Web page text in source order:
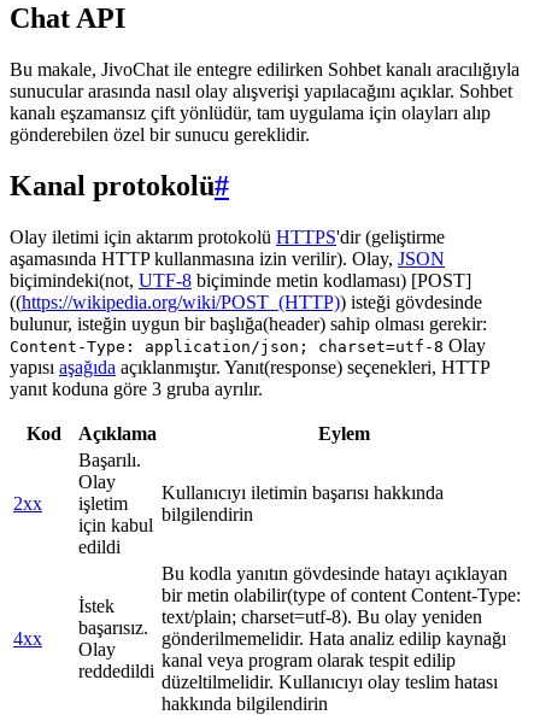
Chat API
Bu makale, JivoChat ile entegre edilirken Sohbet kanalı aracılığıyla
sunucular arasında nasıl olay alışverişi yapılacağını açıklar. Sohbet
kanalı eşzamansız çift yönlüdür, tam uygulama için olayları alıp
gönderebilen özel bir sunucu gereklidir.
Kanal protokolü#
Olay iletimi için aktarım protokolü HTTPS'dir (geliştirme
aşamasında HTTP kullanmasına izin verilir). Olay, JSON
biçimindeki(not, UTF-8 biçiminde metin kodlaması) [POST]
((https://wikipedia.org/wiki/POST_(HTTP)) isteği gövdesinde
bulunur, isteğin uygun bir başlığa(header) sahip olması gerekir:
Content-Type: application/json; charset=utf-8 Olay
yapısı aşağıda açıklanmıştır. Yanıt(response) seçenekleri, HTTP
yanıt koduna göre 3 gruba ayrılır.
Kod Açıklama Eylem
2xx
Başarılı.
Olay
işletim
için kabul
edildi
Kullanıcıyı iletimin başarısı hakkında
bilgilendirin
4xx
İstek
başarısız.
Olay
reddedildi
Bu kodla yanıtın gövdesinde hatayı açıklayan
bir metin olabilir(type of content Content-Type:
text/plain; charset=utf-8). Bu olay yeniden
gönderilmemelidir. Hata analiz edilip kaynağı
kanal veya program olarak tespit edilip
düzeltilmelidir. Kullanıcıyı olay teslim hatası
hakkında bilgilendirin